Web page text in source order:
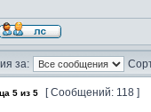
за:
5 из 5 [ Сообщений: 118 ]